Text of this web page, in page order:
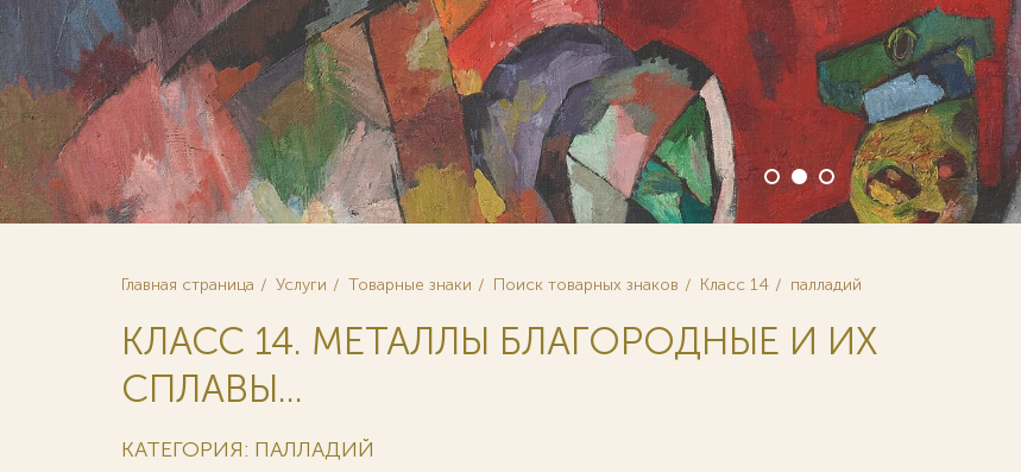
Главная страница Услуги Товарные знаки Поиск товарных знаков Класс 14 палладий
КЛАСС 14. МЕТАЛЛЫ БЛАГОРОДНЫЕ И ИХ
СПЛАВЫ...
КАТЕГОРИЯ: ПАЛЛАДИЙ